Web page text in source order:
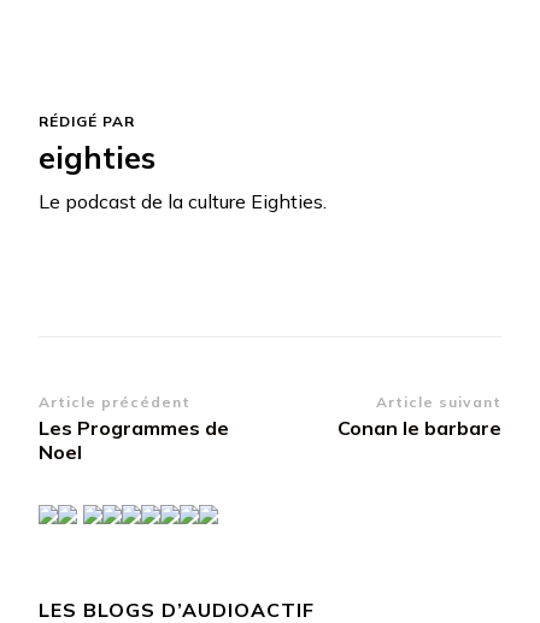
RÉDIGÉ PAR
eighties
Le podcast de la culture Eighties.
Navigation
d’article
Article précédent
Les Programmes de
Noel
Article suivant
Conan le barbare
LES BLOGS D’AUDIOACTIF